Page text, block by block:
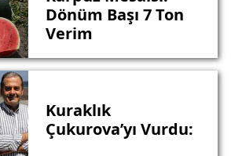
Dönüm Başı 7 Ton
Verim
Kuraklık
Çukurova’yı Vurdu: